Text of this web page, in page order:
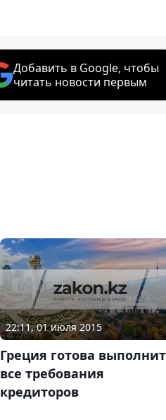
Добавить в Google, чтобы
читать новости первым
22:11, 01 июля 2015
Греция готова
все требования
кредиторов